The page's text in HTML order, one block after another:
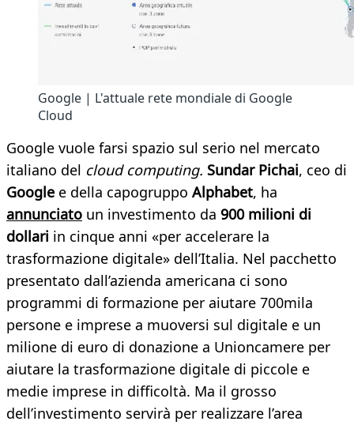
Google | L'attuale rete mondiale di Google
Cloud
Google vuole farsi spazio sul serio nel mercato
italiano del cloud computing. Sundar Pichai, ceo di
Google e della capogruppo Alphabet, ha
annunciato un investimento da 900 milioni di
dollari in cinque anni «per accelerare la
trasformazione digitale» dell’Italia. Nel pacchetto
presentato dall’azienda americana ci sono
programmi di formazione per aiutare 700mila
persone e imprese a muoversi sul digitale e un
milione di euro di donazione a Unioncamere per
aiutare la trasformazione digitale di piccole e
medie imprese in difficoltà. Ma il grosso
dell’investimento servirà per realizzare l’area